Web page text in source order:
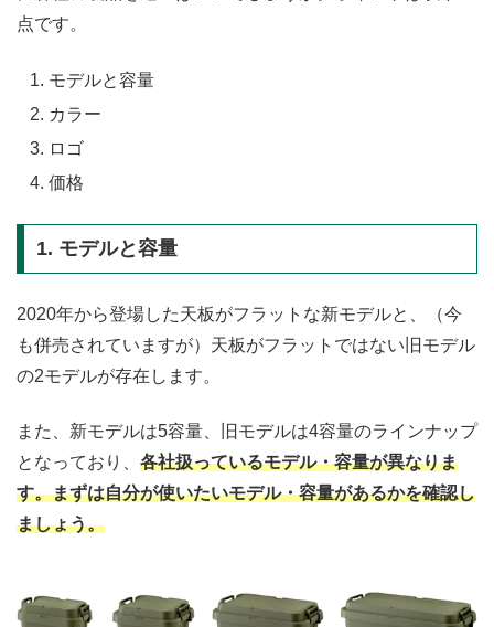
点です。
モデルと容量
カラー
ロゴ
価格
1. モデルと容量
2020年から登場した天板がフラットな新モデルと、（今
も併売されていますが）天板がフラットではない旧モデル
の2モデルが存在します。
また、新モデルは5容量、旧モデルは4容量のラインナップ
となっており、 各社扱っているモデル・容量が異なりま
す。まずは自分が使いたいモデル・容量があるかを確認し
ましょう。